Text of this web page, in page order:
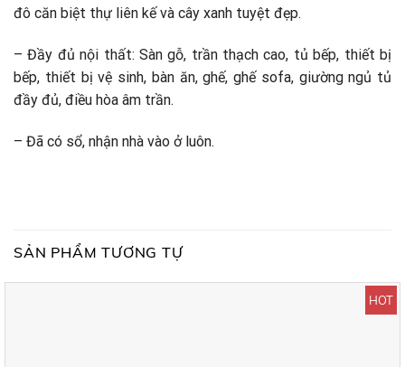
đô căn biệt thự liên kế và cây xanh tuyệt đẹp.
– Đầy đủ nội thất: Sàn gỗ, trần thạch cao, tủ bếp, thiết bị
bếp, thiết bị vệ sinh, bàn ăn, ghế, ghế sofa, giường ngủ tủ
đầy đủ, điều hòa âm trần.
– Đã có sổ, nhận nhà vào ở luôn.
SẢN PHẨM TƯƠNG TỰ
HOT